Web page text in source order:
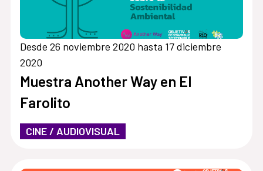
Desde 26 noviembre 2020 hasta 17 diciembre
2020
Muestra Another Way en El
Farolito
CINE / AUDIOVISUAL